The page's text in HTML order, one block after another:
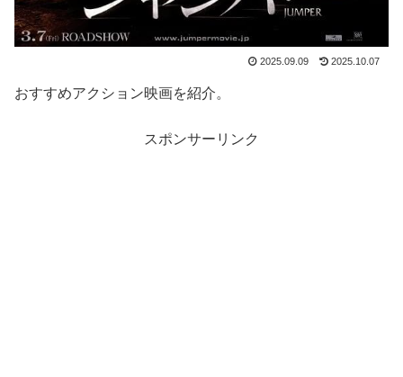
2025.09.09 2025.10.07
おすすめアクション映画を紹介。
スポンサーリンク